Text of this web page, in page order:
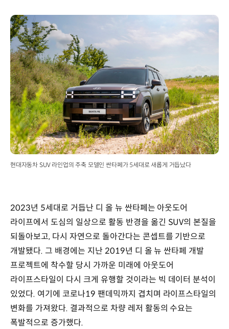
현대자동차 SUV 라인업의 주축 모델인 싼타페가 5세대로 새롭게 거듭났다
2023년 5세대로 거듭난 디 올 뉴 싼타페는 아웃도어
라이프에서 도심의 일상으로 활동 반경을 옮긴 SUV의 본질을
되돌아보고, 다시 자연으로 돌아간다는 콘셉트를 기반으로
개발됐다. 그 배경에는 지난 2019년 디 올 뉴 싼타페 개발
프로젝트에 착수할 당시 가까운 미래에 아웃도어
라이프스타일이 다시 크게 유행할 것이라는 빅 데이터 분석이
있었다. 여기에 코로나19 팬데믹까지 겹치며 라이프스타일의
변화를 가져왔다. 결과적으로 차량 레저 활동의 수요는
폭발적으로 증가했다.